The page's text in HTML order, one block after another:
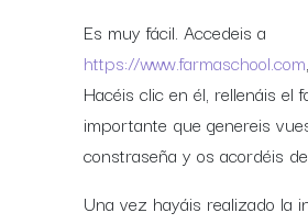
Es muy fácil. Accedeis a
https://www.farmaschool.com
Hacéis clic en él, rellenáis el
importante que genereis
constraseña y os acordéis
Una vez hayáis realizado la